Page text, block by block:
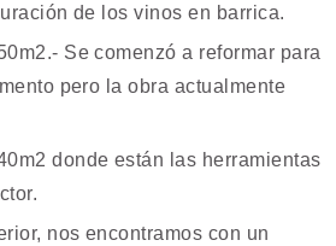
de los vinos en barrica.
Se comenzó a reformar para
pero la obra actualmente
donde están las herramientas
nos encontramos con un